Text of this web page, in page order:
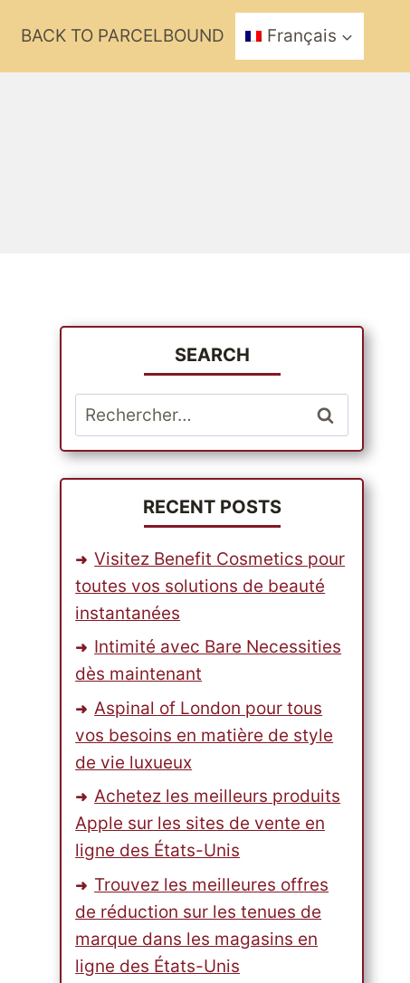
BACK TO PARCELBOUND Français
SEARCH
Rechercher :
RECENT POSTS
Visitez Benefit Cosmetics pour
toutes vos solutions de beauté
instantanées
Intimité avec Bare Necessities
dès maintenant
Aspinal of London pour tous
vos besoins en matière de style
de vie luxueux
Achetez les meilleurs produits
Apple sur les sites de vente en
ligne des États-Unis
Trouvez les meilleures offres
de réduction sur les tenues de
marque dans les magasins en
ligne des États-Unis